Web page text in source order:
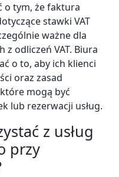
o tym, że faktura
stawki VAT
ważne dla
odliczeń VAT. Biura
o to, aby ich klienci
oraz zasad
mogą być
lub rezerwacji usług.
z usług
przy